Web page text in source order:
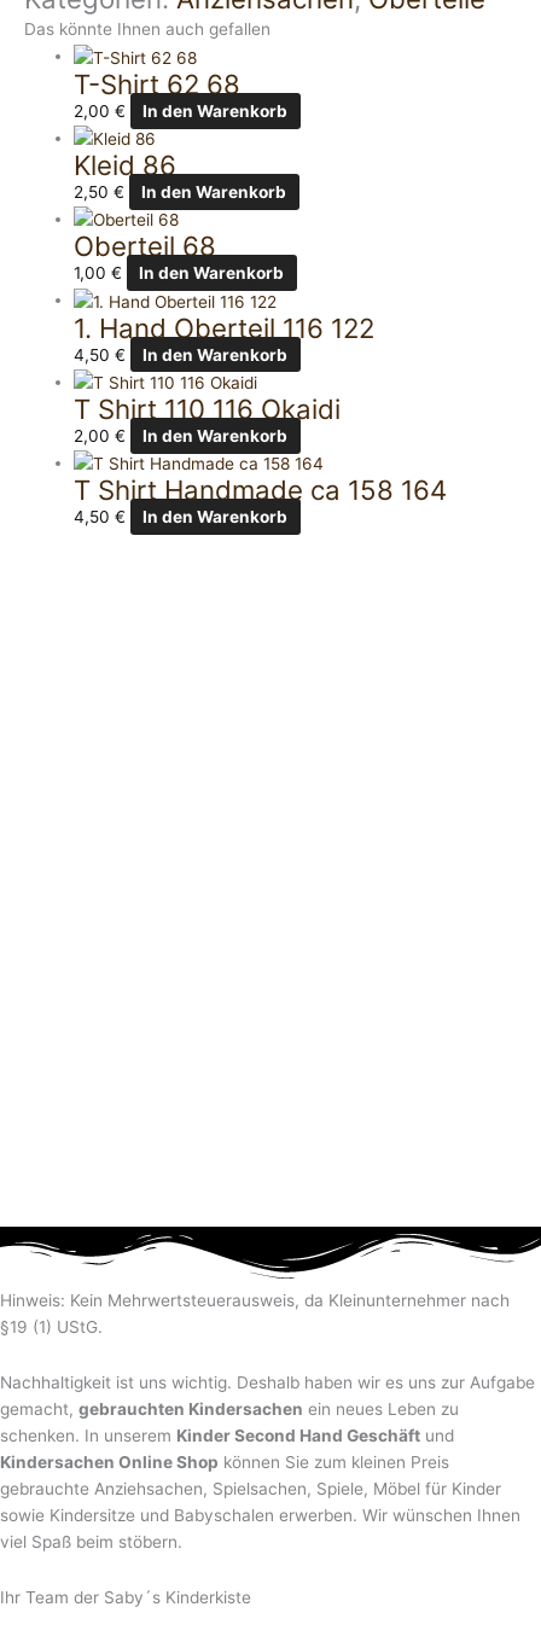
Das könnte Ihnen auch gefallen
T-Shirt 62 68
2,00€ In den Warenkorb
Kleid 86
2,50€ In den Warenkorb
Oberteil 68
1,00€ In den Warenkorb
1. Hand Oberteil 116 122
4,50€ In den Warenkorb
T Shirt 110 116 Okaidi
2,00€ In den Warenkorb
T Shirt Handmade ca 158 164
4,50€ In den Warenkorb
Hinweis: Kein Mehrwertsteuerausweis, da Kleinunternehmer nach
§19 (1) UStG.
Nachhaltigkeit ist uns wichtig. Deshalb haben wir es uns zur Aufgabe
gemacht, gebrauchten Kindersachen ein neues Leben zu
schenken. In unserem Kinder Second Hand Geschäft und
Kindersachen Online Shop können Sie zum kleinen Preis
gebrauchte Anziehsachen, Spiel­sachen, Spiele, Möbel für Kinder
sowie Kindersitze und Babyschalen erwerben. Wir wünschen Ihnen
viel Spaß beim stöbern.
Ihr Team der Saby´s Kinderkiste